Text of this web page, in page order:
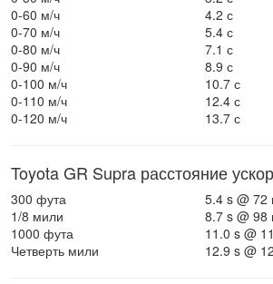
0-60 м/ч
4.2 с
0-70 м/ч
5.4 с
0-80 м/ч
7.1 с
0-90 м/ч
8.9 с
0-100 м/ч
10.7 с
0-110 м/ч
12.4 с
0-120 м/ч
13.7 с
Toyota GR Supra расстояние
300 фута
5.4 s @ 72
1/8 мили
8.7 s @ 98
1000 фута
11.0 s @
Четверть мили
12.9 s @